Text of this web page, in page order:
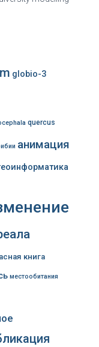
globio-3
quercus
анимация
книга
местообитания